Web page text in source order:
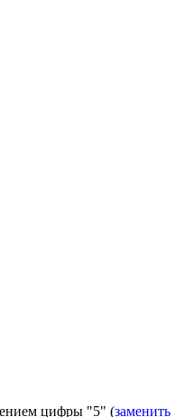
цифры "5" (заменить